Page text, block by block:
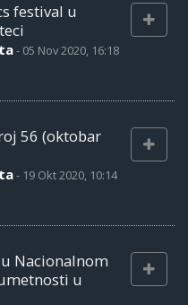
festival u
- 05 Nov 2020, 16:18
56 (oktobar
- 19 Okt 2020, 10:14
Nacionalnom
u